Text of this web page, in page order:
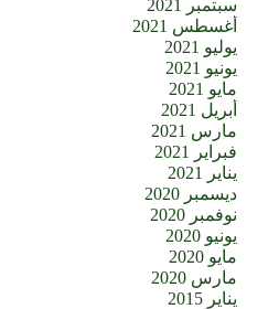
سبتمبر 2021
أغسطس 2021
يوليو 2021
يونيو 2021
مايو 2021
أبريل 2021
مارس 2021
فبراير 2021
يناير 2021
ديسمبر 2020
نوفمبر 2020
يونيو 2020
مايو 2020
مارس 2020
يناير 2015